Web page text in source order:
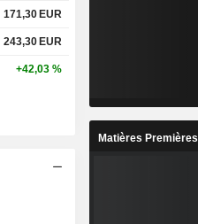
171,30 EUR
243,30 EUR
+42,03 %
Matières Premières